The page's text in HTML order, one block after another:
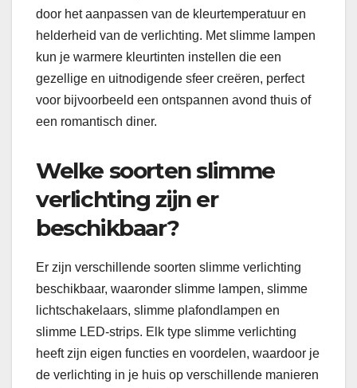
door het aanpassen van de kleurtemperatuur en
helderheid van de verlichting. Met slimme lampen
kun je warmere kleurtinten instellen die een
gezellige en uitnodigende sfeer creëren, perfect
voor bijvoorbeeld een ontspannen avond thuis of
een romantisch diner.
Welke soorten slimme
verlichting zijn er
beschikbaar?
Er zijn verschillende soorten slimme verlichting
beschikbaar, waaronder slimme lampen, slimme
lichtschakelaars, slimme plafondlampen en
slimme LED-strips. Elk type slimme verlichting
heeft zijn eigen functies en voordelen, waardoor je
de verlichting in je huis op verschillende manieren